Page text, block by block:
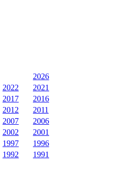
2026
2022
2021
2017
2016
2012
2011
2007
2006
2002
2001
1997
1996
1992 1991